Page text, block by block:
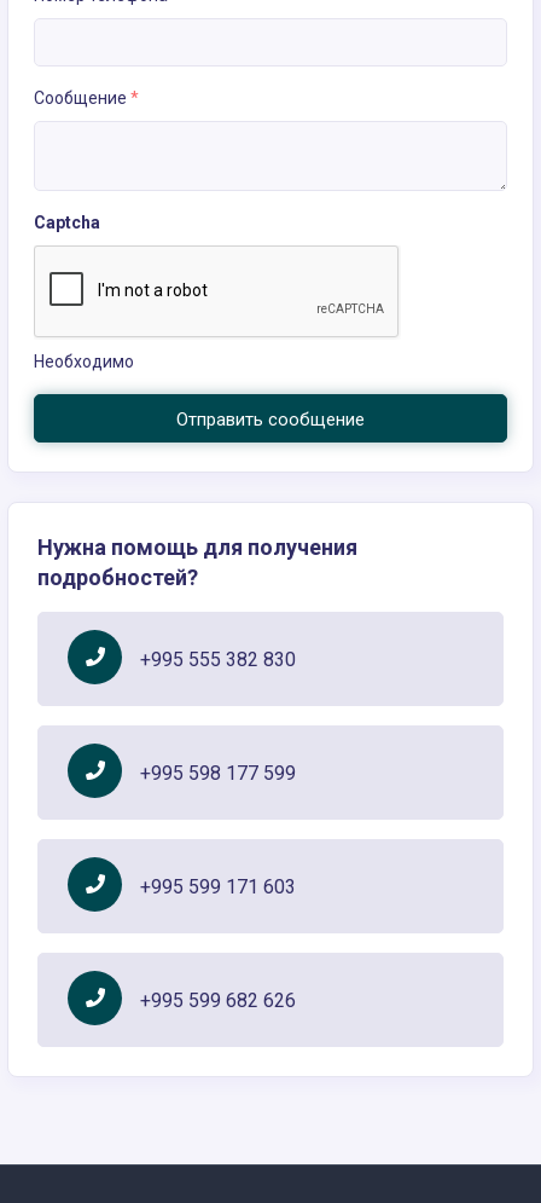
Сообщение *
Captcha
Необходимо
Отправить сообщение
Нужна помощь для получения
подробностей?
+995 555 382 830
+995 598 177 599
+995 599 171 603
+995 599 682 626